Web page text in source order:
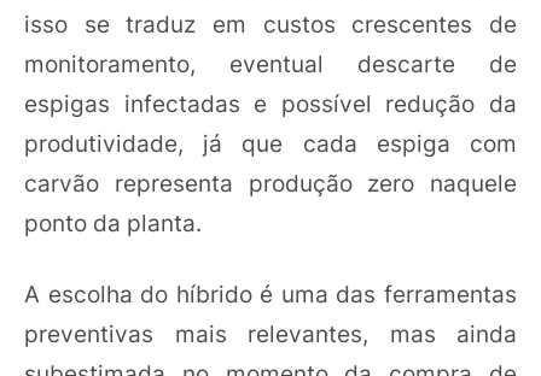
isso se traduz em custos crescentes de
monitoramento, eventual descarte de
espigas infectadas e possível redução da
produtividade, já que cada espiga com
carvão representa produção zero naquele
ponto da planta.
A escolha do híbrido é uma das ferramentas
preventivas mais relevantes, mas ainda